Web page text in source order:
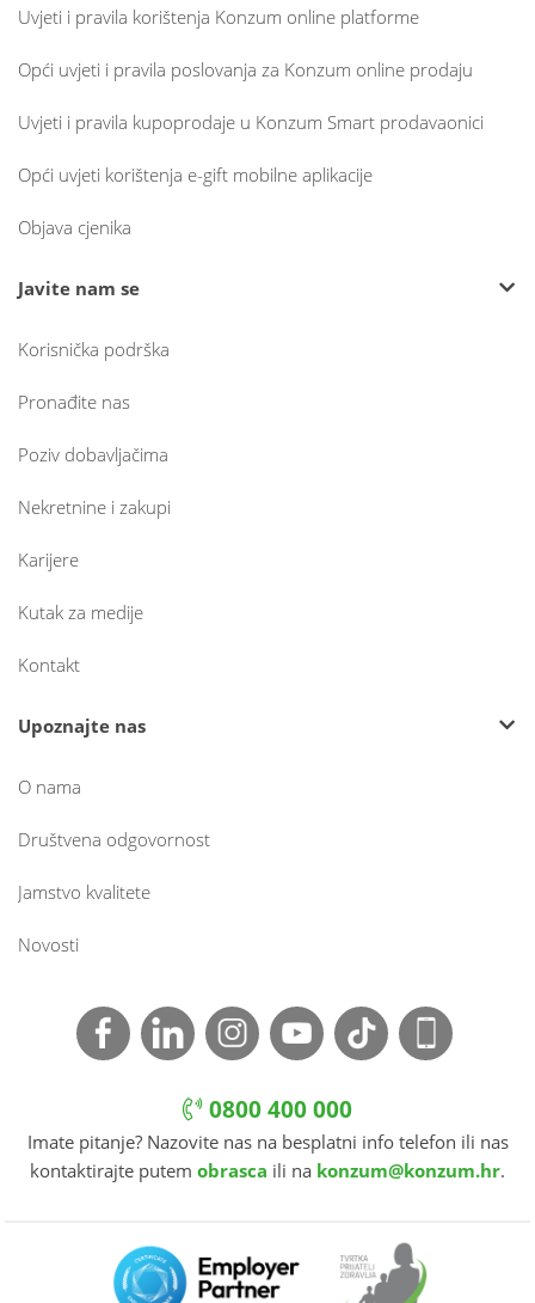
Uvjeti i pravila korištenja Konzum online platforme
Opći uvjeti i pravila poslovanja za Konzum online prodaju
Uvjeti i pravila kupoprodaje u Konzum Smart prodavaonici
Opći uvjeti korištenja e-gift mobilne aplikacije
Objava cjenika
Javite nam se
Korisnička podrška
Pronađite nas
Poziv dobavljačima
Nekretnine i zakupi
Karijere
Kutak za medije
Kontakt
Upoznajte nas
O nama
Društvena odgovornost
Jamstvo kvalitete
Novosti
0800 400 000
Imate pitanje? Nazovite nas na besplatni info telefon ili nas
kontaktirajte putem obrasca ili na konzum@konzum.hr.